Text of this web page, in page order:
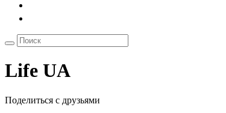
Life UA
Поделиться с друзьями